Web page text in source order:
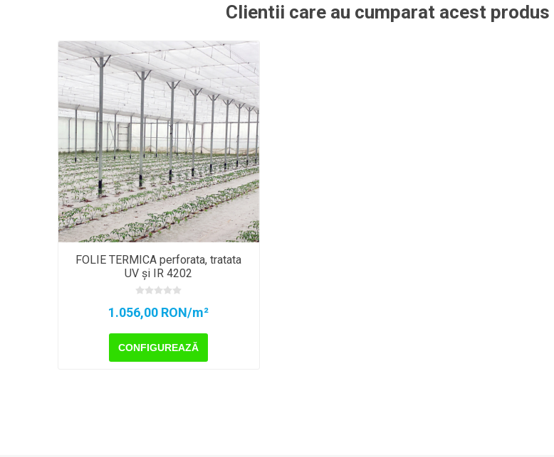
Clientii care au cumparat acest
FOLIE TERMICA perforata, tratata
UV și IR 4202
1.056,00 RON/m²
CONFIGUREAZĂ